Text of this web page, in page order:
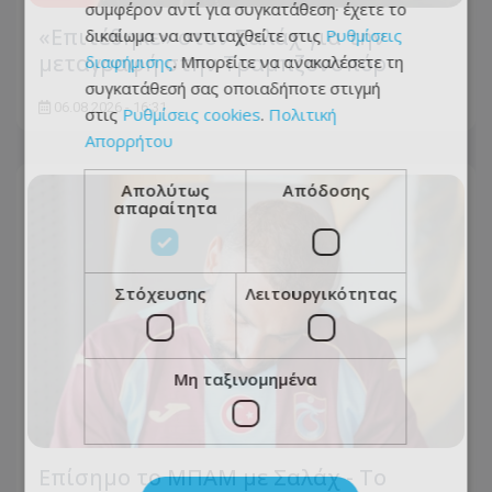
«Επιτέθηκε» στον Σαλάχ για την
μεταγραφή στην Τραμπζονσπόρ
06.08.2026 - 16:31
Επίσημο το ΜΠΑΜ με Σαλάχ - Το
συμφέρον αντί για συγκατάθεση· έχετε το
δικαίωμα να αντιταχθείτε στις Ρυθμίσεις
διαφήμισης. Μπορείτε να ανακαλέσετε τη
συγκατάθεσή σας οποιαδήποτε στιγμή
στις Ρυθμίσεις cookies. Πολιτική
Απορρήτου
Απολύτως
απαραίτητα
Απόδοσης
Στόχευσης Λειτουργικότητας
Μη ταξινομημένα